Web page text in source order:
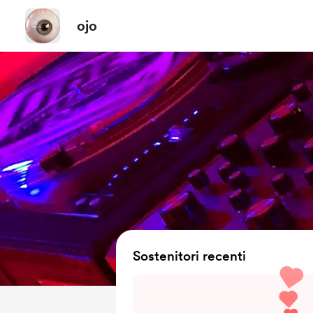
ojo
Sostenitori recenti